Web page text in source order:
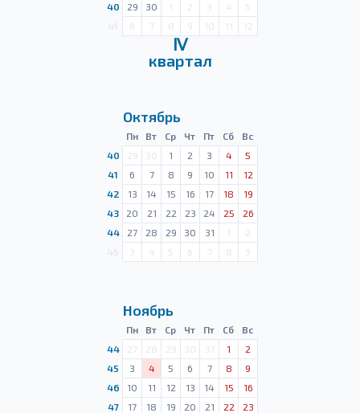
40
29 30 1 2 3 4
5
6 7 8 9 10 11 12
Ⅳ
квартал
Октябрь
Пн Вт Ср Чт Пт Сб
Вс
40
29 30 1 2 3 4
5
41
6 7 8 9 10 11
12
42
13 14 15 16 17 18
19
43
20 21 22 23 24 25
26
44
27 28 29 30 31 1
2
3 4 5 6 7 8 9
Ноябрь
Пн Вт Ср Чт Пт Сб
Вс
44
27 28 29 30 31 1
2
45
3 4 5 6 7 8
9
46
10 11 12 13 14 15
16
47
17 18 19 20 21 22
23